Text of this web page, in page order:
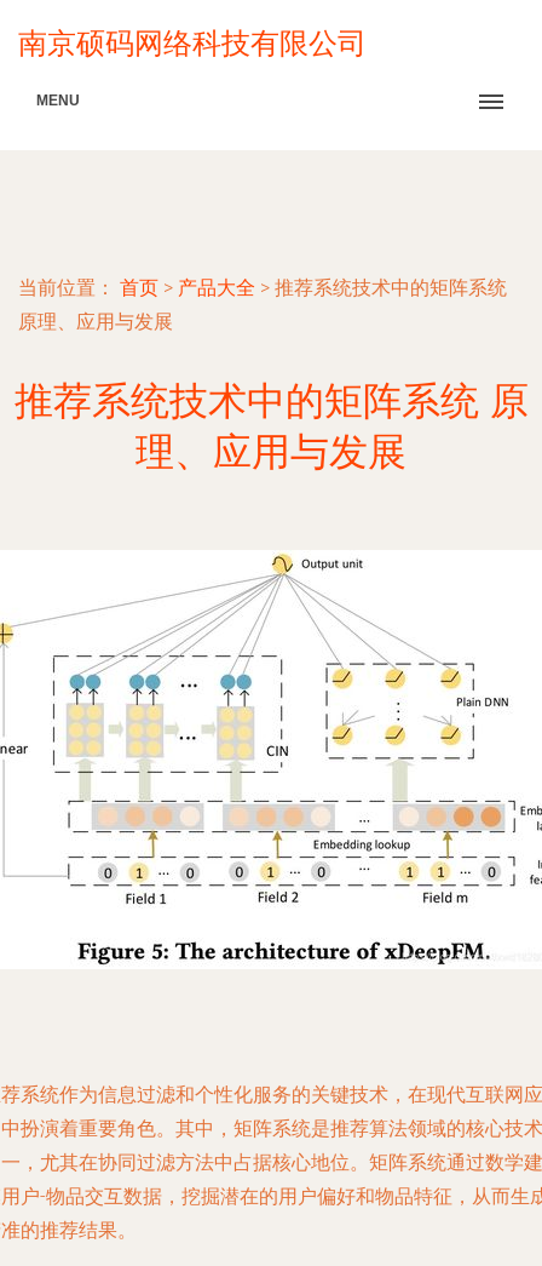
南京硕码网络科技有限公司
MENU
当前位置： 首页 > 产品大全 > 推荐系统技术中的矩阵系统
原理、应用与发展
推荐系统技术中的矩阵系统 原
理、应用与发展
系统作为信息过滤和个性化服务的关键技术，在现代互联网应
扮演着重要角色。其中，矩阵系统是推荐算法领域的核心技术
，尤其在协同过滤方法中占据核心地位。矩阵系统通过数学建
户-物品交互数据，挖掘潜在的用户偏好和物品特征，从而生
的推荐结果。